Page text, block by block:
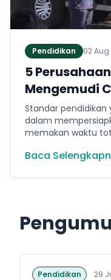
Pendidikan 02 Aug
5
Mengemudi
Jembrana
Standar pendidikan
dalam
memakan waktu
menguasai
(internal Fuji
Jepang.
Baca
Pendidikan 29